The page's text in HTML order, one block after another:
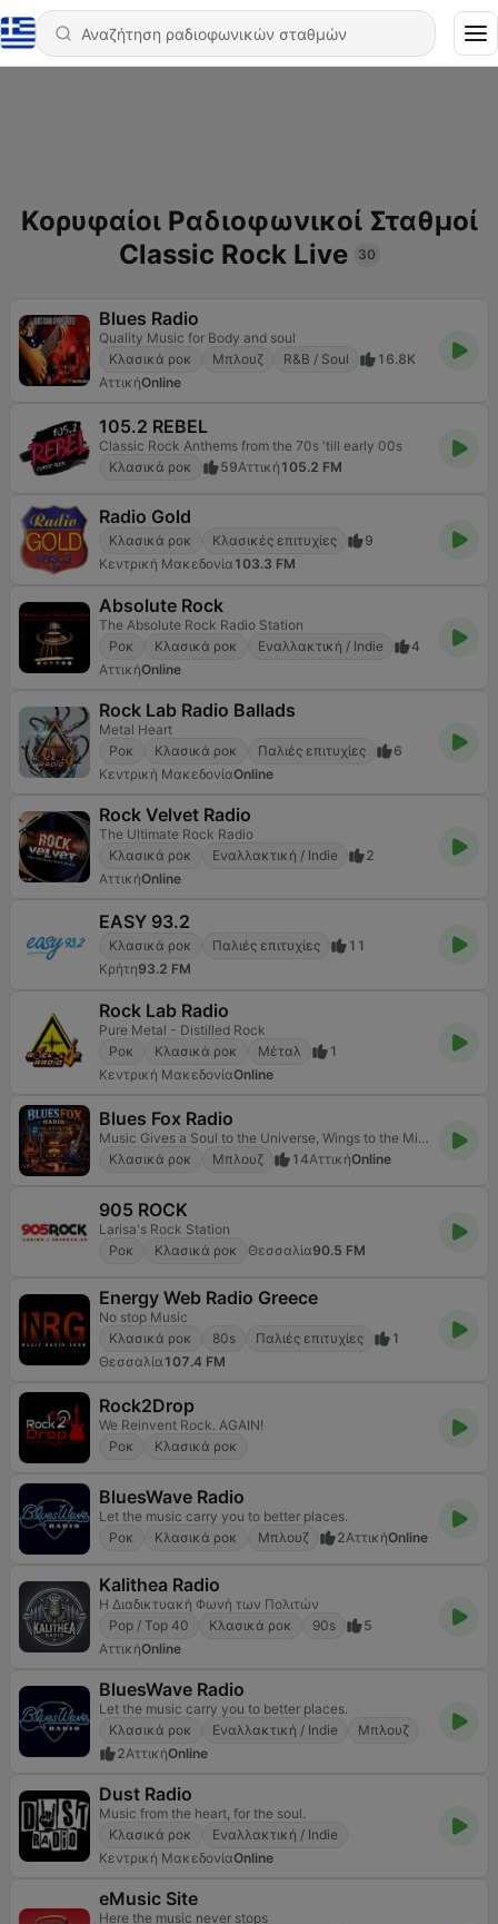
Κορυφαίοι Ραδιοφωνικοί Σταθμοί
Classic Rock Live
30
Blues Radio
Quality Music for Body and soul
Κλασικά ροκ
Μπλουζ R&B / Soul
16.8K
ΑττικήOnline
105.2 REBEL
Classic Rock Anthems from the 70s 'till early 00s
Κλασικά ροκ
59Αττική 105.2 FM
Radio Gold
Κλασικά ροκ Κλασικές επιτυχίες
9
Κεντρική Μακεδονία 103.3 FM
Absolute Rock
The Absolute Rock Radio Station
Ροκ
Κλασικά ροκ Εναλλακτική / Indie
4
ΑττικήOnline
Rock Lab Radio Ballads
Metal Heart
Ροκ
Κλασικά ροκ Παλιές επιτυχίες
6
Κεντρική ΜακεδονίαOnline
Rock Velvet Radio
The Ultimate Rock Radio
Κλασικά ροκ
Εναλλακτική / Indie
2
ΑττικήOnline
EASY 93.2
Κλασικά ροκ Παλιές επιτυχίες
11
Κρήτη93.2 FM
Rock Lab Radio
Pure Metal - Distilled Rock
Ροκ
Κλασικά ροκ Μέταλ
1
Κεντρική ΜακεδονίαOnline
Blues Fox Radio
Μusic Gives a Soul to the Universe, Wings to the Mind, Flight to the Imagination & Life to all
Κλασικά ροκ
Μπλουζ 14ΑττικήOnline
905 ROCK
Larisa's Rock Station
Ροκ
Κλασικά ροκ Θεσσαλία90.5 FM
Energy Web Radio Greece
No stop Music
Κλασικά ροκ
80s Παλιές επιτυχίες
1
Θεσσαλία 107.4 FM
Rock2Drop
We Reinvent Rock. AGAIN!
Ροκ
Κλασικά ροκ
BluesWave Radio
Let the music carry you to better places.
Ροκ
Κλασικά ροκ Μπλουζ 2ΑττικήOnline
Kalithea Radio
Η Διαδικτυακή Φωνή των Πολιτών
Pop / Top 40
Κλασικά ροκ 90s
5
ΑττικήOnline
BluesWave Radio
Let the music carry you to better places.
Κλασικά ροκ
Εναλλακτική / Indie
Μπλουζ
2ΑττικήOnline
Dust Radio
Music from the heart, for the soul.
Κλασικά ροκ
Εναλλακτική / Indie
Κεντρική ΜακεδονίαOnline
eMusic Site
Here the music never stops